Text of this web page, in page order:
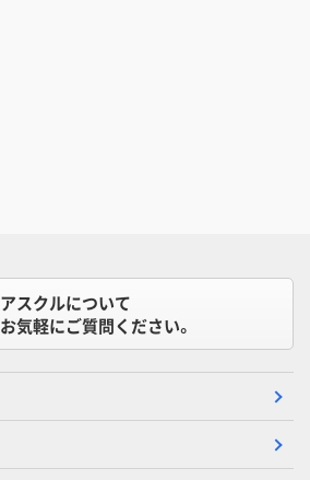
アスクルについて
お気軽にご質問ください。